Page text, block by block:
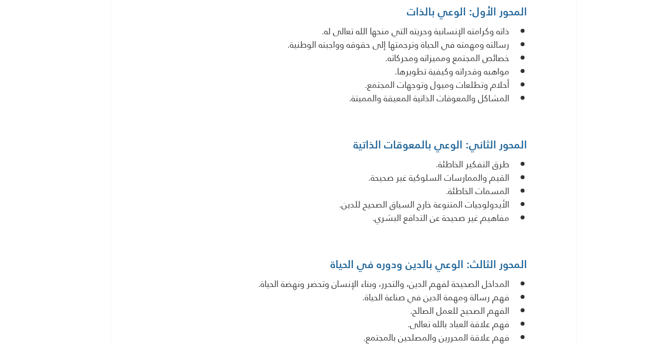
المحور الأول: الوعي بالذات
ذاته وكرامته الإنسانية وحريته التي منحها الله تعالى له.
رسالته ومهمته في الحياة وترجمتها إلى حقوقه وواجبته الوطنية.
خصائص المجتمع ومميزاته ومحركاته.
مواهبه وقدراته وكيفية تطويرها.
أحلام وتطلعات وميول وتوجهات المجتمع.
المشاكل والمعوقات الذاتية المعيقة والمميتة.
المحور الثاني: الوعي بالمعوقات الذاتية
طرق التفكير الخاطئة.
القيم والممارسات السلوكية غير صحيحة.
المسمات الخاطئة.
الأيدولوجيات المتنوعة خارج السياق الصحيح للدين.
مفاهيم غير صحيحة عن التدافع البشري.
المحور الثالث: الوعي بالدين ودوره في الحياة
المداخل الصحيحة لفهم الدين، والتحرر، وبناء الإنسان وتحضر ونهضة الحياة.
فهم رسالة ومهمة الدين في صناعة الحياة.
الفهم الصحيح للعمل الصالح.
فهم علاقة العباد بالله تعالى.
فهم علاقة المحررين والمصلحين بالمجتمع.